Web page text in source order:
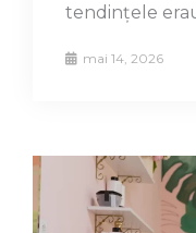
tendințele
mai 14, 2026